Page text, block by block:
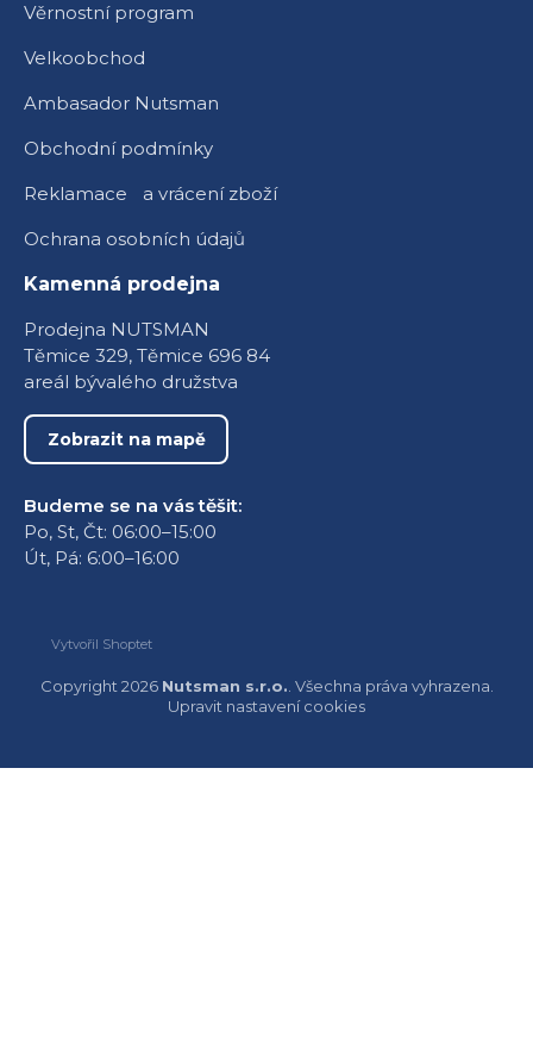
Věrnostní program
Velkoobchod
Ambasador Nutsman
Obchodní podmínky
Reklamace a vrácení zboží
Ochrana osobních údajů
Kamenná prodejna
Prodejna NUTSMAN
Těmice 329, Těmice 696 84
areál bývalého družstva
Zobrazit na mapě
Budeme se na vás těšit:
Po, St, Čt: 06:00–15:00
Út, Pá: 6:00–16:00
Vytvořil Shoptet
Copyright 2026 Nutsman s.r.o. . Všechna práva vyhrazena.
Upravit nastavení cookies